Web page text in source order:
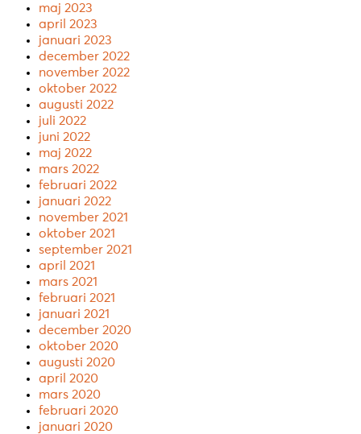
maj 2023
april 2023
januari 2023
december 2022
november 2022
oktober 2022
augusti 2022
juli 2022
juni 2022
maj 2022
mars 2022
februari 2022
januari 2022
november 2021
oktober 2021
september 2021
april 2021
mars 2021
februari 2021
januari 2021
december 2020
oktober 2020
augusti 2020
april 2020
mars 2020
februari 2020
januari 2020